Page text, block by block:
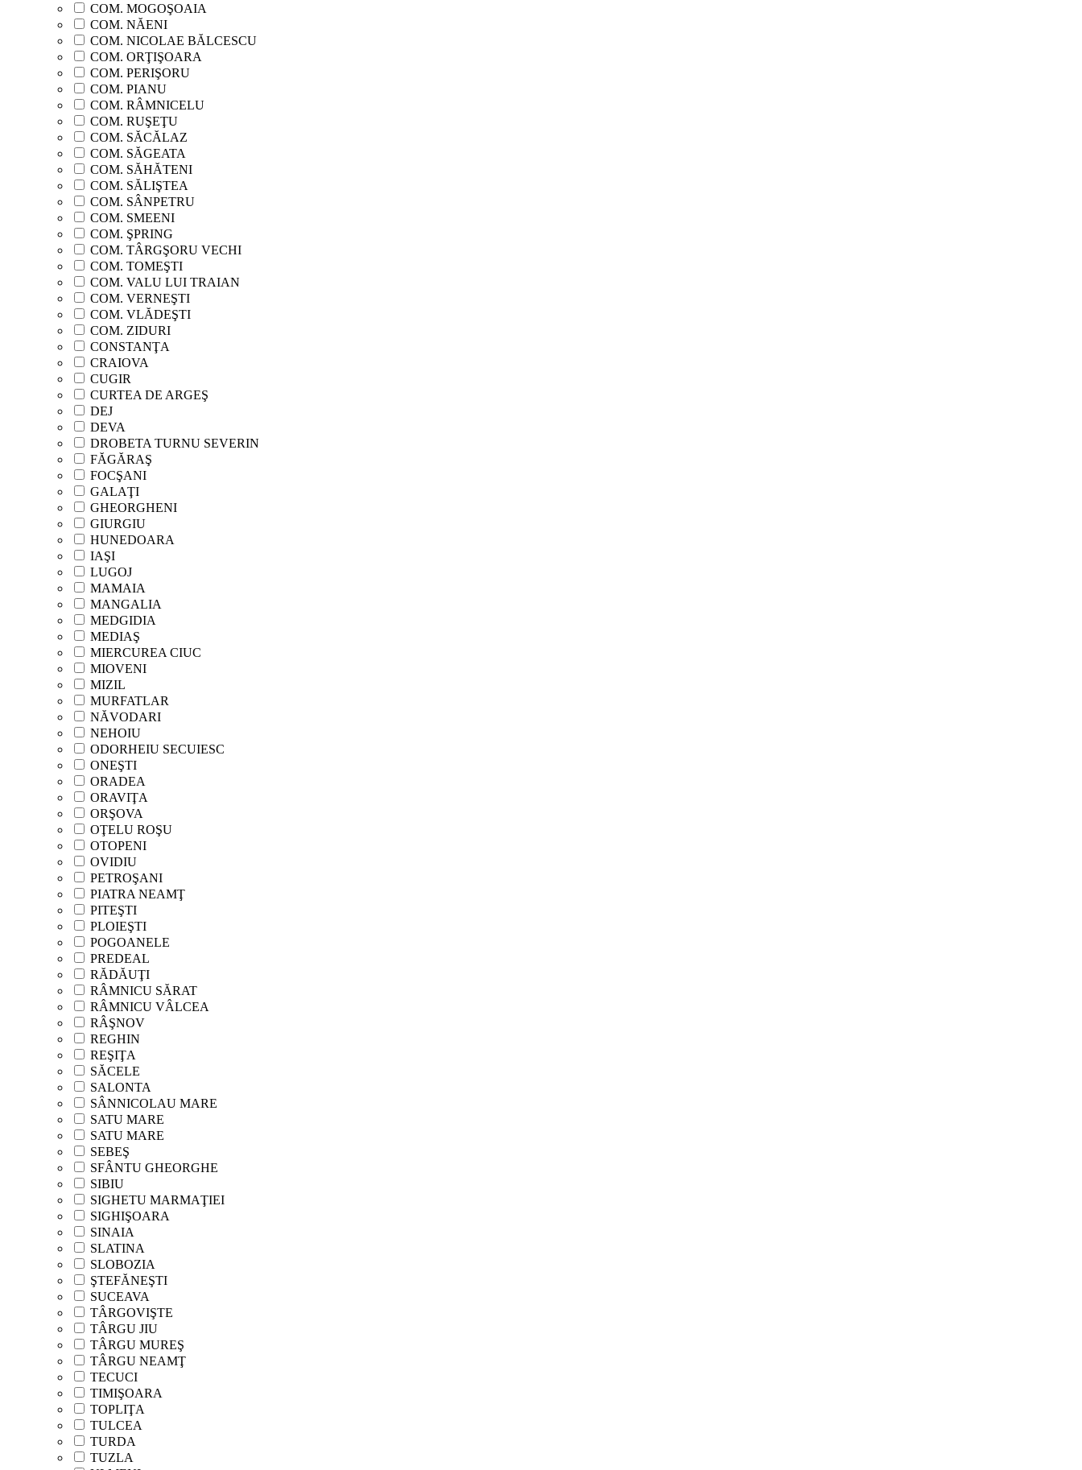
COM. MOGOŞOAIA
COM. NĂENI
COM. NICOLAE BĂLCESCU
COM. ORŢIŞOARA
COM. PERIŞORU
COM. PIANU
COM. RÂMNICELU
COM. RUŞEŢU
COM. SĂCĂLAZ
COM. SĂGEATA
COM. SĂHĂTENI
COM. SĂLIŞTEA
COM. SÂNPETRU
COM. SMEENI
COM. ŞPRING
COM. TÂRGŞORU VECHI
COM. TOMEŞTI
COM. VALU LUI TRAIAN
COM. VERNEŞTI
COM. VLĂDEŞTI
COM. ZIDURI
CONSTANŢA
CRAIOVA
CUGIR
CURTEA DE ARGEŞ
DEJ
DEVA
DROBETA TURNU SEVERIN
FĂGĂRAŞ
FOCŞANI
GALAŢI
GHEORGHENI
GIURGIU
HUNEDOARA
IAŞI
LUGOJ
MAMAIA
MANGALIA
MEDGIDIA
MEDIAŞ
MIERCUREA CIUC
MIOVENI
MIZIL
MURFATLAR
NĂVODARI
NEHOIU
ODORHEIU SECUIESC
ONEŞTI
ORADEA
ORAVIŢA
ORŞOVA
OŢELU ROŞU
OTOPENI
OVIDIU
PETROŞANI
PIATRA NEAMŢ
PITEŞTI
PLOIEŞTI
POGOANELE
PREDEAL
RĂDĂUŢI
RÂMNICU SĂRAT
RÂMNICU VÂLCEA
RÂŞNOV
REGHIN
REŞIŢA
SĂCELE
SALONTA
SÂNNICOLAU MARE
SATU MARE
SATU MARE
SEBEŞ
SFÂNTU GHEORGHE
SIBIU
SIGHETU MARMAŢIEI
SIGHIŞOARA
SINAIA
SLATINA
SLOBOZIA
ŞTEFĂNEŞTI
SUCEAVA
TÂRGOVIŞTE
TÂRGU JIU
TÂRGU MUREŞ
TÂRGU NEAMŢ
TECUCI
TIMIŞOARA
TOPLIŢA
TULCEA
TURDA
TUZLA